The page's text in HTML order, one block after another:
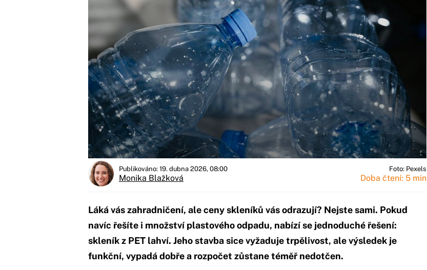
Publikováno: 19. dubna 2026, 08:00
Monika Blažková
Foto: Pexels
Doba čtení: 5 min
Láká vás zahradničení, ale ceny skleníků vás odrazují? Nejste sami. Pokud
navíc řešíte i množství plastového odpadu, nabízí se jednoduché řešení:
skleník z PET lahví. Jeho stavba sice vyžaduje trpělivost, ale výsledek je
funkční, vypadá dobře a rozpočet zůstane téměř nedotčen.